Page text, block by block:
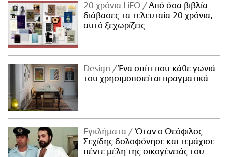
20 χρόνια LiFO
Από όσα βιβλία
διάβασες τα τελευταία 20 χρόνια,
αυτό ξεχωρίζεις
Design
Ένα σπίτι που κάθε γωνιά
του χρησιμοποιείται πραγματικά
Εγκλήματα
Όταν ο Θεόφιλος
Σεχίδης δολοφόνησε και τεμάχισε
πέντε μέλη της οικογένειάς του